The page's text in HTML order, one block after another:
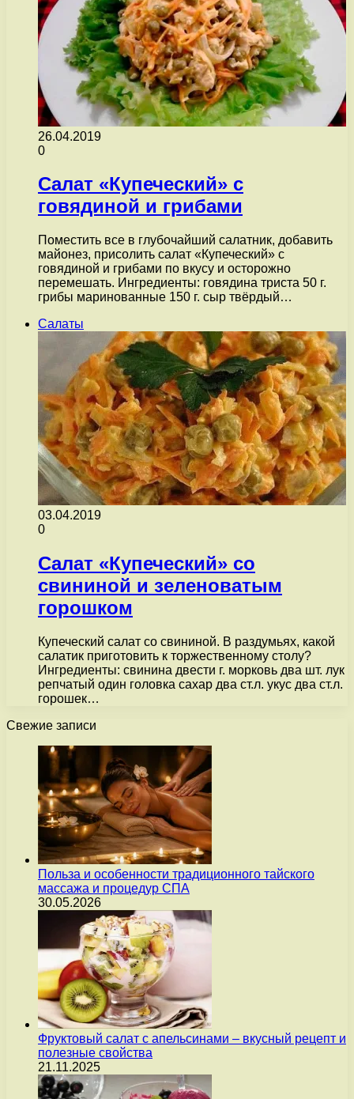
26.04.2019
0
Салат «Купеческий» с
говядиной и грибами
Поместить все в глубочайший салатник, добавить
майонез, присолить салат «Купеческий» с
говядиной и грибами по вкусу и осторожно
перемешать. Ингредиенты: говядина триста 50 г.
грибы маринованные 150 г. сыр твёрдый…
Салаты
03.04.2019
0
Салат «Купеческий» со
свининой и зеленоватым
горошком
Купеческий салат со свининой. В раздумьях, какой
салатик приготовить к торжественному столу?
Ингредиенты: свинина двести г. морковь два шт. лук
репчатый один головка сахар два ст.л. укус два ст.л.
горошек…
Свежие записи
Польза и особенности традиционного тайского
массажа и процедур СПА
30.05.2026
Фруктовый салат с апельсинами – вкусный рецепт и
полезные свойства
21.11.2025